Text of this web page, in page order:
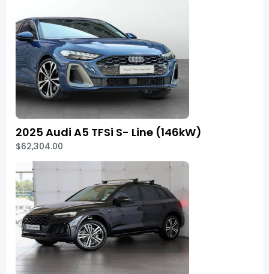
2025 Audi A5 TFSi S- Line (146kW)
$62,304.00